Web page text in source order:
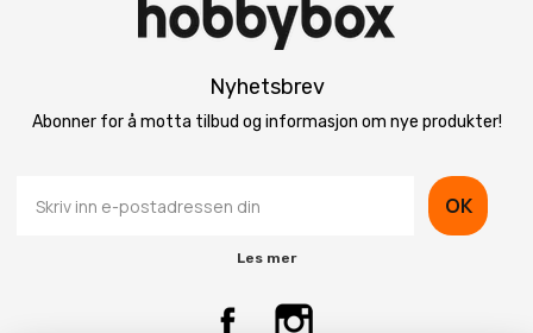
Nyhetsbrev
Abonner for å motta tilbud og informasjon om nye produkter!
OK
Les mer